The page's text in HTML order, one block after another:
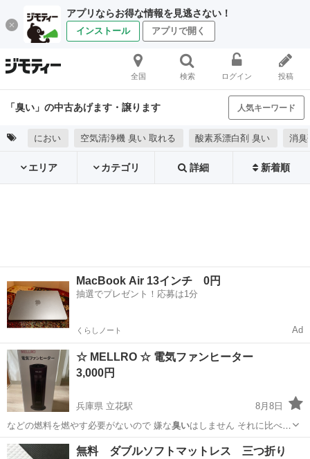
アプリならお得な情報を見逃さない！
インストール アプリで開く
全国 検索 ログイン 投稿
「臭い」の中古あげます・譲ります 人気キーワード
におい 空気清浄機 臭い 取れる 酸素系漂白剤 臭い 消臭
エリア カテゴリ 詳細 新着順
MacBook Air 13インチ 0円
抽選でプレゼント！応募は1分
くらしノート Ad
☆ MELLRO ☆ 電気ファンヒーター
3,000円
兵庫県 立花駅
8月8日
などの燃料を燃やす必要がないので 嫌な臭いはしません それに比べ
て、電気で発熱す…
兵庫 尼崎市 立花駅 季節、空調家電 リモコン
無料 ダブルソフトマットレス 三つ折り